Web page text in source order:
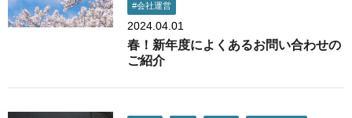
#会社運営
2024.04.01
春！新年度によくあるお問い合わせの
ご紹介